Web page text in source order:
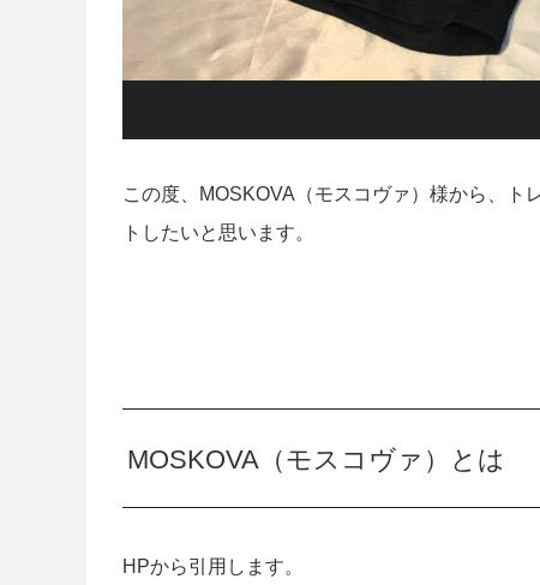
この度、MOSKOVA（モスコヴァ）様から、ト
トしたいと思います。
MOSKOVA（モスコヴァ）とは
HPから引用します。